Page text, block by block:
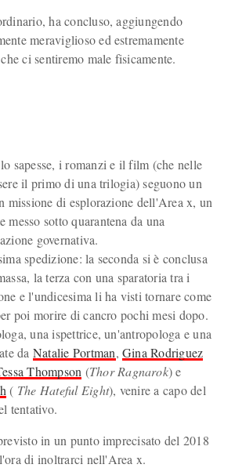
ha concluso, aggiungendo
meraviglioso ed estremamente
ci sentiremo male fisicamente.
sapesse, i romanzi e il film (che nelle
il primo di una trilogia) seguono un
missione di esplorazione dell'Area x, un
messo sotto quarantena da una
governativa.
spedizione: la seconda si è conclusa
la terza con una sparatoria tra i
e l'undicesima li ha visti tornare come
poi morire di cancro pochi mesi dopo.
una ispettrice, un'antropologa e una
da Natalie Portman, Gina Rodriguez
Thompson (Thor Ragnarok) e
( The Hateful Eight), venire a capo del
tentativo.
in un punto imprecisato del 2018
di inoltrarci nell'Area x.